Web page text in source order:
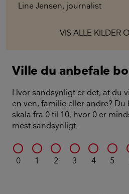
Line Jensen, journalist
VIS ALLE KILDER
Ville du anbefale
Hvor sandsynligt er det, at du
en ven, familie eller andre? Du
skala fra 0 til 10, hvor 0 er
mest sandsynligt.
0 1 2 3 4 5